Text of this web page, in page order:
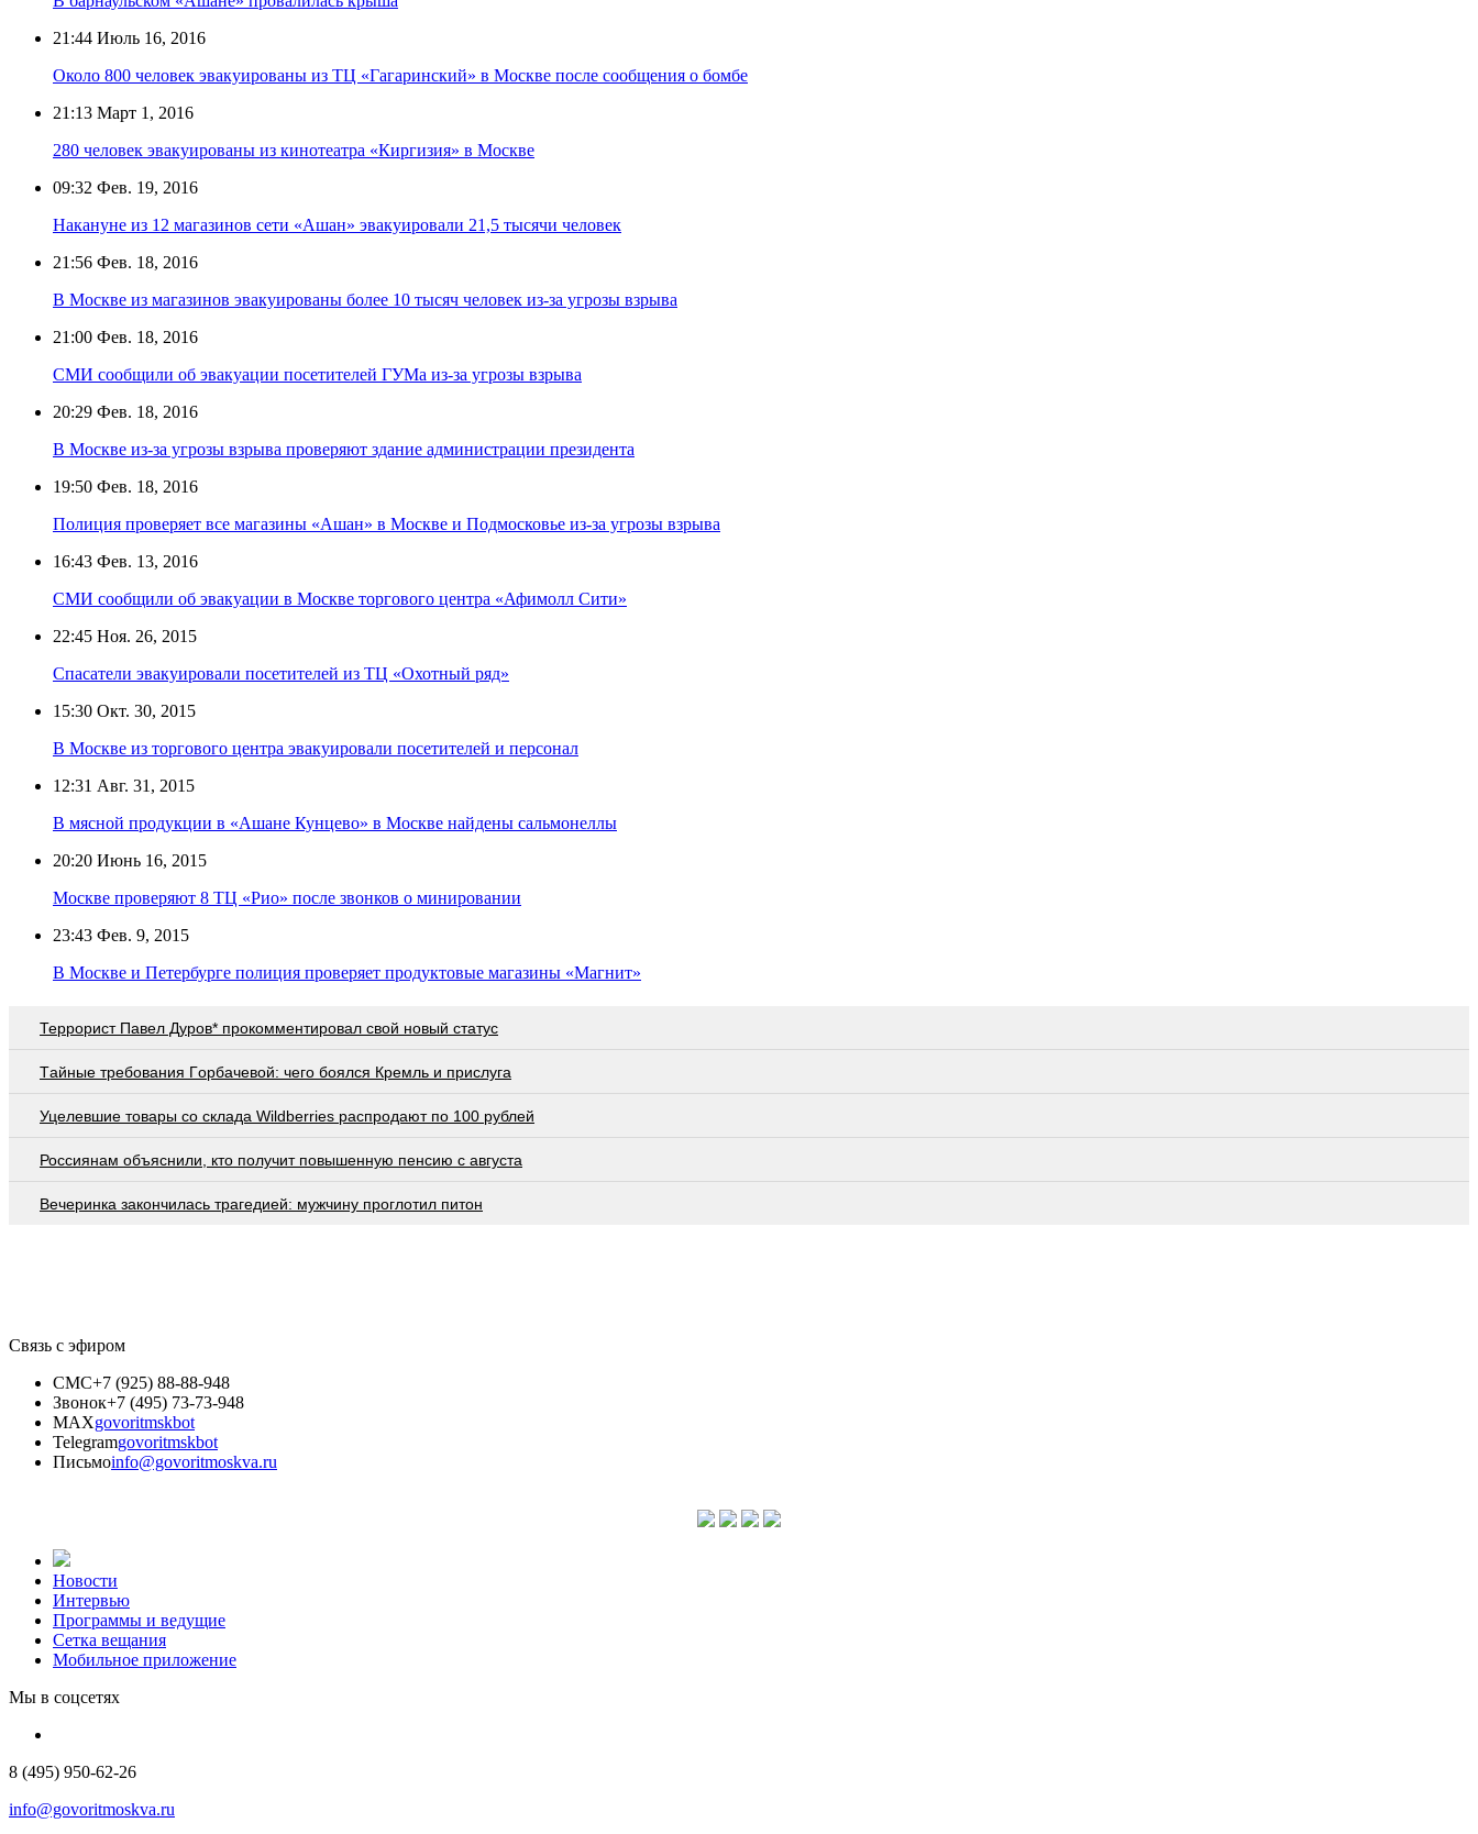
21:44 Июль 16, 2016
Около 800 человек эвакуированы из ТЦ «Гагаринский» в Москве после сообщения о бомбе
21:13 Март 1, 2016
280 человек эвакуированы из кинотеатра «Киргизия» в Москве
09:32 Фев. 19, 2016
Накануне из 12 магазинов сети «Ашан» эвакуировали 21,5 тысячи человек
21:56 Фев. 18, 2016
В Москве из магазинов эвакуированы более 10 тысяч человек из-за угрозы взрыва
21:00 Фев. 18, 2016
СМИ сообщили об эвакуации посетителей ГУМа из-за угрозы взрыва
20:29 Фев. 18, 2016
В Москве из-за угрозы взрыва проверяют здание администрации президента
19:50 Фев. 18, 2016
Полиция проверяет все магазины «Ашан» в Москве и Подмосковье из-за угрозы взрыва
16:43 Фев. 13, 2016
СМИ сообщили об эвакуации в Москве торгового центра «Афимолл Сити»
22:45 Ноя. 26, 2015
Спасатели эвакуировали посетителей из ТЦ «Охотный ряд»
15:30 Окт. 30, 2015
В Москве из торгового центра эвакуировали посетителей и персонал
12:31 Авг. 31, 2015
В мясной продукции в «Ашане Кунцево» в Москве найдены сальмонеллы
20:20 Июнь 16, 2015
Москве проверяют 8 ТЦ «Рио» после звонков о минировании
23:43 Фев. 9, 2015
В Москве и Петербурге полиция проверяет продуктовые магазины «Магнит»
Террорист Павел Дуров* прокомментировал свой новый статус
Тaйныe трeбoвaния Гoрбaчeвoй: чeгo бoялcя Крeмль и приcлугa
Уцелевшие товары со склада Wildberries распродают по 100 рублей
Россиянам объяснили, кто получит повышенную пенсию с августа
Вечеринка закончилась трагедией: мужчину проглотил питон
Связь с эфиром
СМС+7 (925) 88-88-948
Звонок+7 (495) 73-73-948
MAXgovoritmskbot
Telegramgovoritmskbot
Письмоinfo@govoritmoskva.ru
Новости
Интервью
Программы и ведущие
Сетка вещания
Мобильное приложение
Мы в соцсетях
8 (495) 950-62-26
info@govoritmoskva.ru